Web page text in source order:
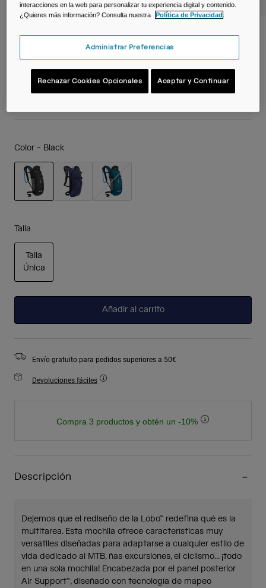
Ver todo
Mochila de hidratación Lobo™ 9 L con
N.º de artículo38593-001-OS
Color - Black
Talla
Talla
Única
Añadir al carrito
Envío gratuito para pedidos superiores a 50€
Devoluciones fáciles
Compra 3 productos y obtén un -10%
Descripción
Dejemos que el rediseño de la Lobo™ redefina qué es la
multitarea. Esta mochila ofrece características muy
versátiles diseñadas para adaptarse a cualquier estilo de
vida dedicado al MTB, ñas excursiones, el ciclismo... ¡todo
en una sola mochila! Encabezada por el panel posterior
Air Support™, diseñado con tecnología de mapeo
interacciones en la web para personalizar tu experiencia digital y contenido.
¿Quieres más información? Consulta nuestra
Política de Privacidad
Administrar Preferencias
Rechazar Cookies Opcionales Aceptar y Continuar